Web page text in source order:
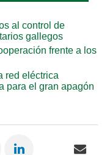
al control de
gallegos
frente a los
red eléctrica
para el gran apagón